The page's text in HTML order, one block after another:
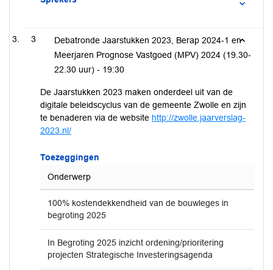
3
Debatronde Jaarstukken 2023, Berap 2024-1 en
Meerjaren Prognose Vastgoed (MPV) 2024 (19.30-
22.30 uur) - 19:30
De Jaarstukken 2023 maken onderdeel uit van de
digitale beleidscyclus van de gemeente Zwolle en zijn
te benaderen via de website http://zwolle.jaarverslag-
2023.nl/
Toezeggingen
Onderwerp
100% kostendekkendheid van de bouwleges in
begroting 2025
In Begroting 2025 inzicht ordening/prioritering
projecten Strategische Investeringsagenda